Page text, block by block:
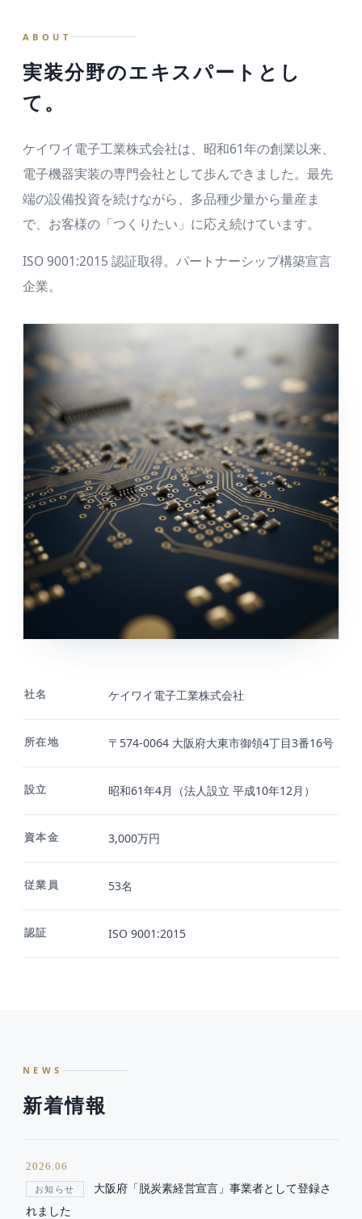
D社／KY-77A
E社／KY-505
F社／KY-660X
ABOUT
実装分野のエキスパートとし
て。
ケイワイ電子工業株式会社は、昭和61年の創業以来、
電子機器実装の専門会社として歩んできました。最先
端の設備投資を続けながら、多品種少量から量産ま
で、お客様の「つくりたい」に応え続けています。
ISO 9001:2015 認証取得。パートナーシップ構築宣言
企業。
社名 ケイワイ電子工業株式会社
所在地 〒574-0064 大阪府大東市御領4丁目3番16号
設立 昭和61年4月（法人設立 平成10年12月）
資本金 3,000万円
従業員 53名
認証 ISO 9001:2015
NEWS
新着情報
2026.06
お知らせ
大阪府「脱炭素経営宣言」事業者として登録さ
れました